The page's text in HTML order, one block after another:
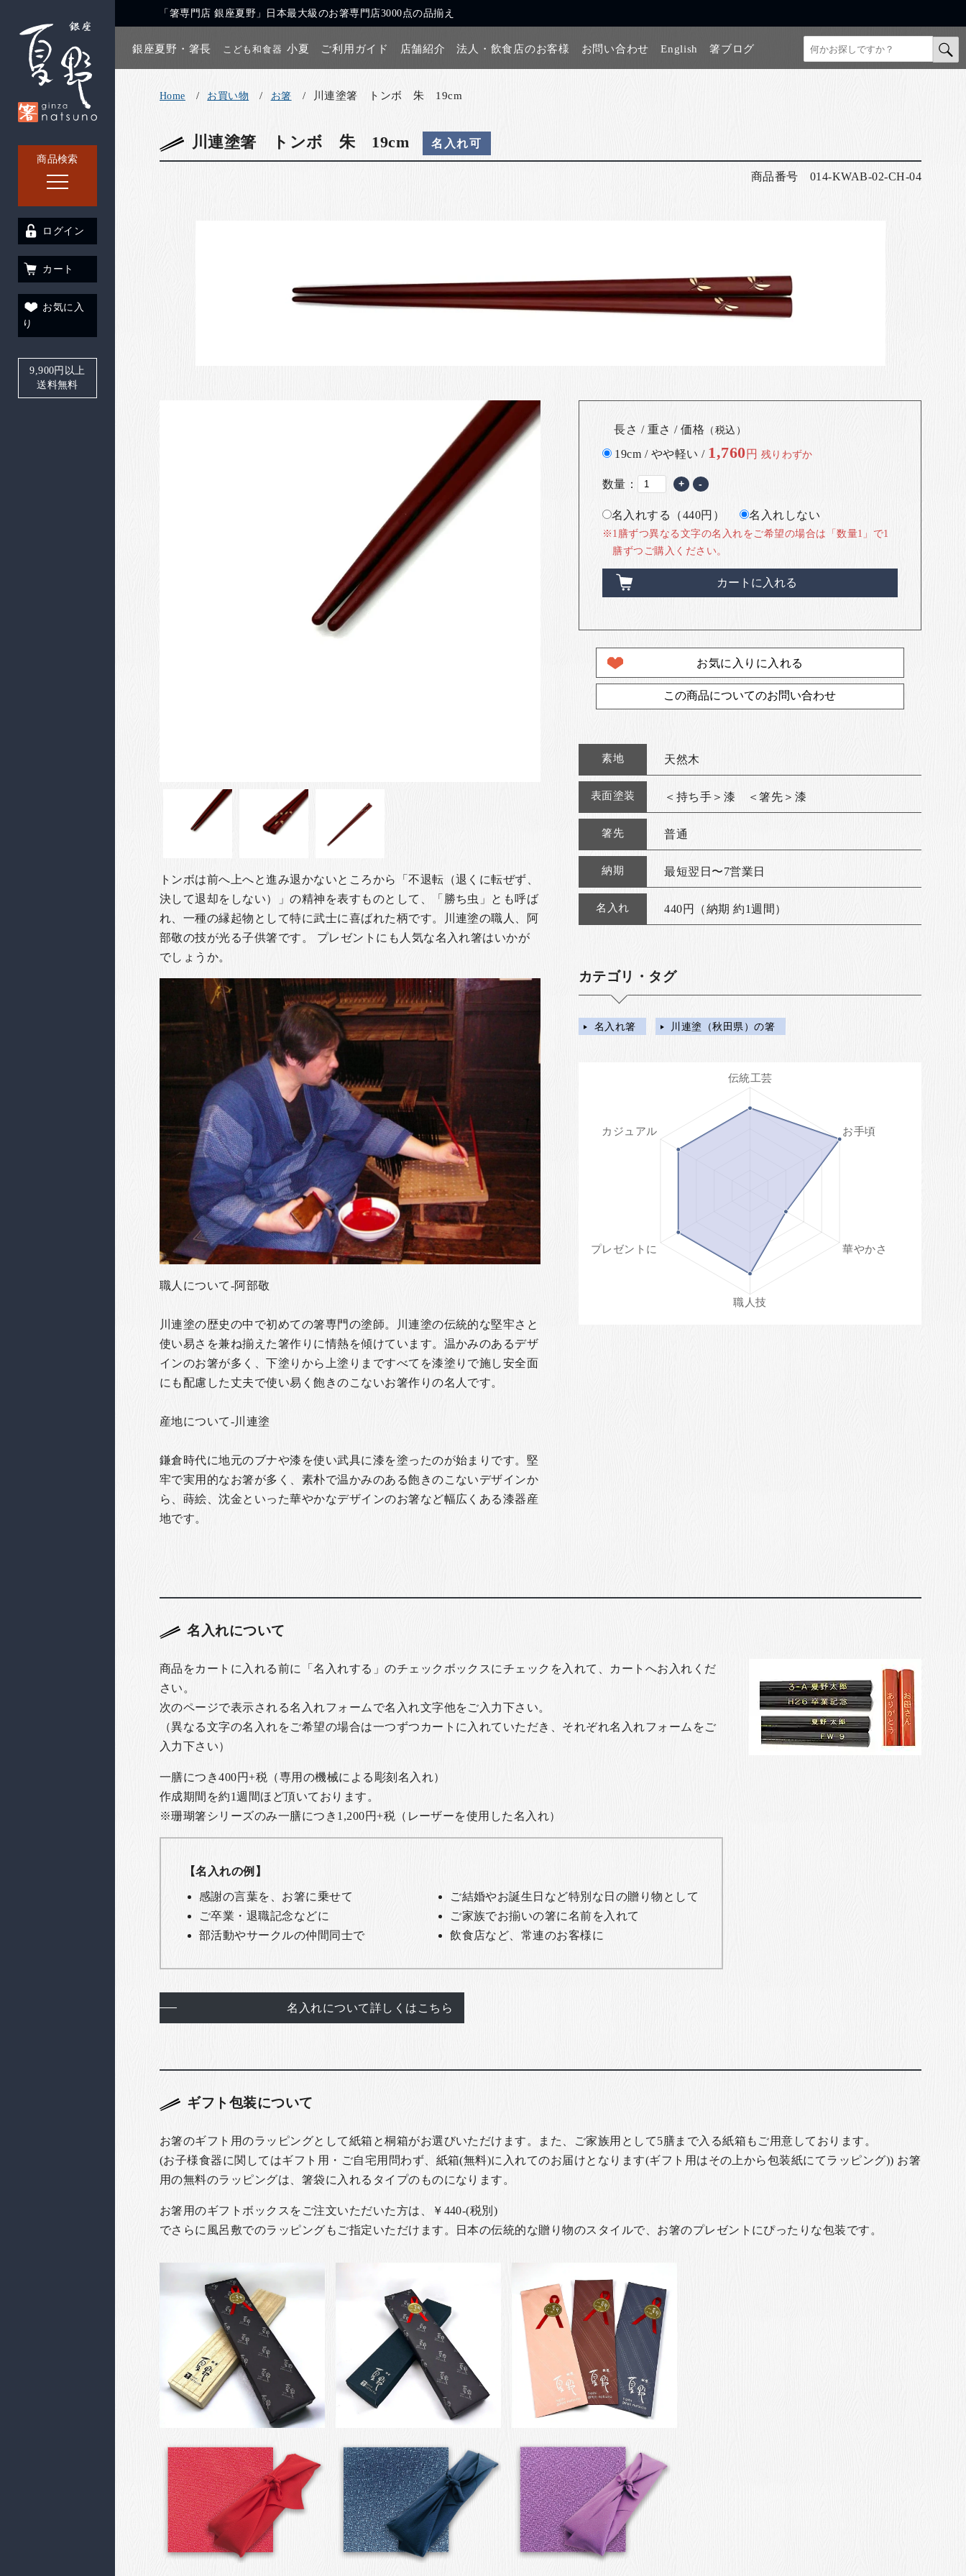
商品検索
「箸専門店 銀座夏野」日本最大級のお箸専門店3000点の品揃え
銀座夏野・箸長 こども和食器 小夏 ご利用ガイド 店舗紹介 法人・飲食店のお客様 お問い合わせ English 箸ブログ
ログイン
カート
お気に入
り
9,900円以上
送料無料
Home お買い物 お箸 川連塗箸 トンボ 朱 19cm
川連塗箸 トンボ 朱 19cm 名入れ可
商品番号 014-KWAB-02-CH-04
トンボは前へ上へと進み退かないところから「不退転（退くに転ぜず、
決して退却をしない）」の精神を表すものとして、「勝ち虫」とも呼ば
れ、一種の縁起物として特に武士に喜ばれた柄です。
川連塗の職人、阿
部敬の技が光る子供箸です。
プレゼントにも人気な名入れ箸はいかが
でしょうか。
職人について-阿部敬
川連塗の歴史の中で初めての箸専門の塗師。川連塗の伝統的な堅牢さと
使い易さを兼ね揃えた箸作りに情熱を傾けています。温かみのあるデザ
インのお箸が多く、下塗りから上塗りまですべてを漆塗りで施し安全面
にも配慮した丈夫で使い易く飽きのこないお箸作りの名人です。
産地について-川連塗
鎌倉時代に地元のブナや漆を使い武具に漆を塗ったのが始まりです。堅
牢で実用的なお箸が多く、素朴で温かみのある飽きのこないデザインか
ら、蒔絵、沈金といった華やかなデザインのお箸など幅広くある漆器産
地です。
長さ / 重さ / 価格 （税込）
19cm / やや軽い / 1,760 円 残りわずか
数量： + -
名入れする（440円） 名入れしない
※1膳ずつ異なる文字の名入れをご希望の場合は「数量1」で1
膳ずつご購入ください。
カートに入れる
お気に入りに入れる
この商品についてのお問い合わせ
素地 天然木
表面塗装 ＜持ち手＞漆 ＜箸先＞漆
箸先 普通
納期 最短翌日〜7営業日
名入れ 440円（納期 約1週間）
カテゴリ・タグ
名入れ箸 川連塗（秋田県）の箸
名入れについて
商品をカートに入れる前に「名入れする」のチェックボックスにチェックを入れて、カートへお入れくだ
さい。
次のページで表示される名入れフォームで名入れ文字他をご入力下さい。
（異なる文字の名入れをご希望の場合は一つずつカートに入れていただき、それぞれ名入れフォームをご
入力下さい）
一膳につき400円+税（専用の機械による彫刻名入れ）
作成期間を約1週間ほど頂いております。
※珊瑚箸シリーズのみ一膳につき1,200円+税 （レーザーを使用した名入れ）
【名入れの例】
感謝の言葉を、お箸に乗せて
ご結婚やお誕生日など特別な日の贈り物として
ご卒業・退職記念などに
ご家族でお揃いの箸に名前を入れて
部活動やサークルの仲間同士で
飲食店など、常連のお客様に
名入れについて詳しくはこちら
ギフト包装について
お箸のギフト用のラッピングとして紙箱と桐箱がお選びいただけます。また、ご家族用として5膳まで入る紙箱もご用意しております。
(お子様食器に関してはギフト用・ご自宅用問わず、紙箱(無料)に入れてのお届けとなります(ギフト用はその上から包装紙にてラッピング)) お箸
用の無料のラッピングは、箸袋に入れるタイプのものになります。
お箸用のギフトボックスをご注文いただいた方は、￥440-(税別)
でさらに風呂敷でのラッピングもご指定いただけます。日本の伝統的な贈り物のスタイルで、お箸のプレゼントにぴったりな包装です。